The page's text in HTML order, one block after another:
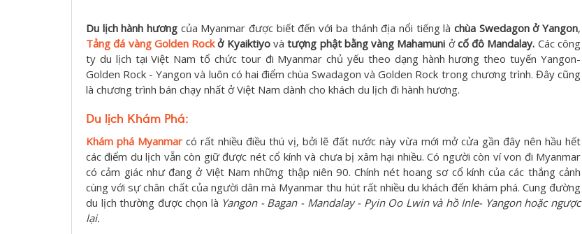
Du lịch hành hương của Myanmar được biết đến với ba thánh địa nổi tiếng là chùa Swedagon ở Yangon,
Tảng đá vàng Golden Rockở Kyaiktiyovàtượng phật bằng vàng Mahamuni ởcố đô Mandalay. Các công
ty du lịch tại Việt Nam tổ chức tour đi Myanmar chủ yếu theo dạng hành hương theo tuyến Yangon-
Golden Rock - Yangon và luôn có hai điểm chùa Swadagon và Golden Rock trong chương trình. Đây cũng
là chương trình bán chạy nhất ở Việt Nam dành cho khách du lịch đi hành hương.
Du lịch Khám Phá:
Khám phá Myanmar có rất nhiều điều thú vị, bởi lẽ đất nước này vừa mới mở cửa gần đây nên hầu hết
các điểm du lịch vẫn còn giữ được nét cổ kính và chưa bị xâm hại nhiều. Có người còn ví von đi Myanmar
có cảm giác như đang ở Việt Nam những thập niên 90. Chính nét hoang sơ cổ kính của các thắng cảnh
cùng với sự chân chất của người dân mà Myanmar thu hút rất nhiều du khách đến khám phá. Cung đường
du lịch thường được chọn là Yangon - Bagan - Mandalay - Pyin Oo Lwin và hồ Inle- Yangon hoặc ngược
lại.